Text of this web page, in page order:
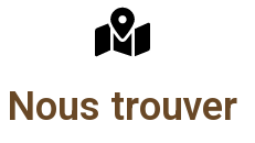
Nous trouver